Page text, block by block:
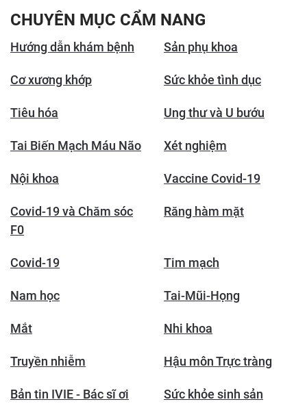
CHUYÊN MỤC CẨM NANG
Hướng dẫn khám bệnh Sản phụ khoa
Cơ xương khớp Sức khỏe tình dục
Tiêu hóa Ung thư và U bướu
Tai Biến Mạch Máu Não Xét nghiệm
Nội khoa Vaccine Covid-19
Covid-19 và Chăm sóc
F0
Răng hàm mặt
Covid-19 Tim mạch
Nam học Tai-Mũi-Họng
Mắt Nhi khoa
Truyền nhiễm Hậu môn Trực tràng
Bản tin IVIE - Bác sĩ ơi Sức khỏe sinh sản